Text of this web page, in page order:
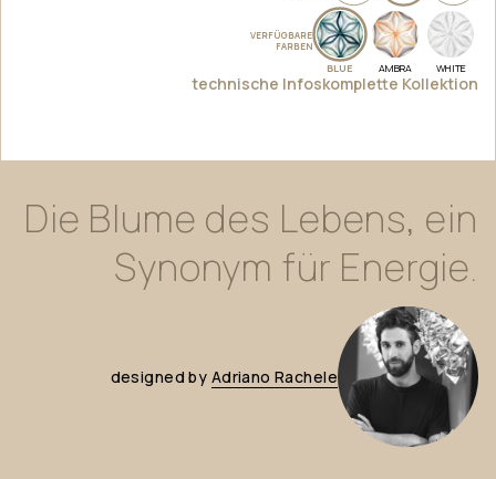
VERFÜGBARE
FARBEN
BLUE AMBRA WHITE
technische Infoskomplette Kollektion
Die Blume des Lebens, ein
Synonym für Energie.
designed by Adriano Rachele